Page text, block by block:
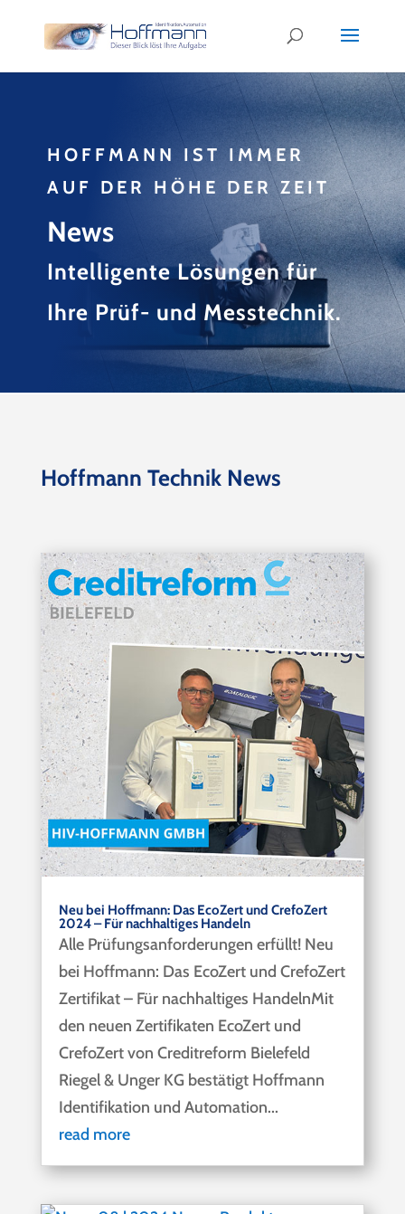
HOFFMANN IST IMMER
AUF DER HÖHE DER ZEIT
News
Intelligente Lösungen für
Ihre Prüf- und Messtechnik.
Hoffmann Technik News
Neu bei Hoffmann: Das EcoZert und CrefoZert
2024 – Für nachhaltiges Handeln
Alle Prüfungsanforderungen erfüllt! Neu
bei Hoffmann: Das EcoZert und CrefoZert
Zertifikat – Für nachhaltiges HandelnMit
den neuen Zertifikaten EcoZert und
CrefoZert von Creditreform Bielefeld
Riegel & Unger KG bestätigt Hoffmann
Identifikation und Automation...
read more